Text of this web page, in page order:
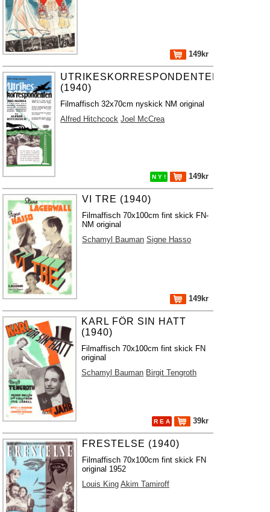
149kr
UTRIKESKORRESPONDENTEN
(1940)
Filmaffisch 32x70cm nyskick NM original
Alfred Hitchcock Joel McCrea
N Y ! 149kr
VI TRE (1940)
Filmaffisch 70x100cm fint skick FN-
NM original
Schamyl Bauman Signe Hasso
149kr
KARL FÖR SIN HATT
(1940)
Filmaffisch 70x100cm fint skick FN
original
Schamyl Bauman Birgit Tengroth
R E A 39kr
FRESTELSE (1940)
Filmaffisch 70x100cm fint skick FN
original 1952
Louis King Akim Tamiroff